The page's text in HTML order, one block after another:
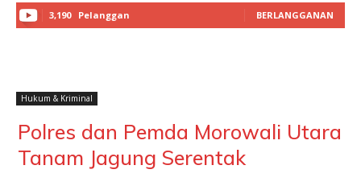
3,190 Pelanggan BERLANGGANAN